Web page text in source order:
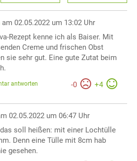
am 02.05.2022 um 13:02 Uhr
Rezept kenne ich als Baiser. Mit
Creme und frischen Obst
sie sehr gut. Eine gute Zutat beim
-0 +4
antworten
02.05.2022 um 06:47 Uhr
das soll heißen: mit einer Lochtülle
Denn eine Tülle mit 8cm hab
gesehen.